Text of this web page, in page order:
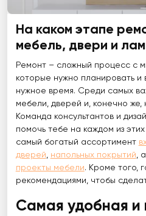
На каком этапе
мебель, двери и
Ремонт – сложный процесс с
которые нужно планировать и
нужное время. Среди самых
мебели, дверей и, конечно же,
Команда консультантов и
помочь тебе на каждом из
самый богатый ассортимент
дверей, напольных покрытий,
проекты мебели. Кроме того,
рекомендациями, чтобы
Самая удобная и